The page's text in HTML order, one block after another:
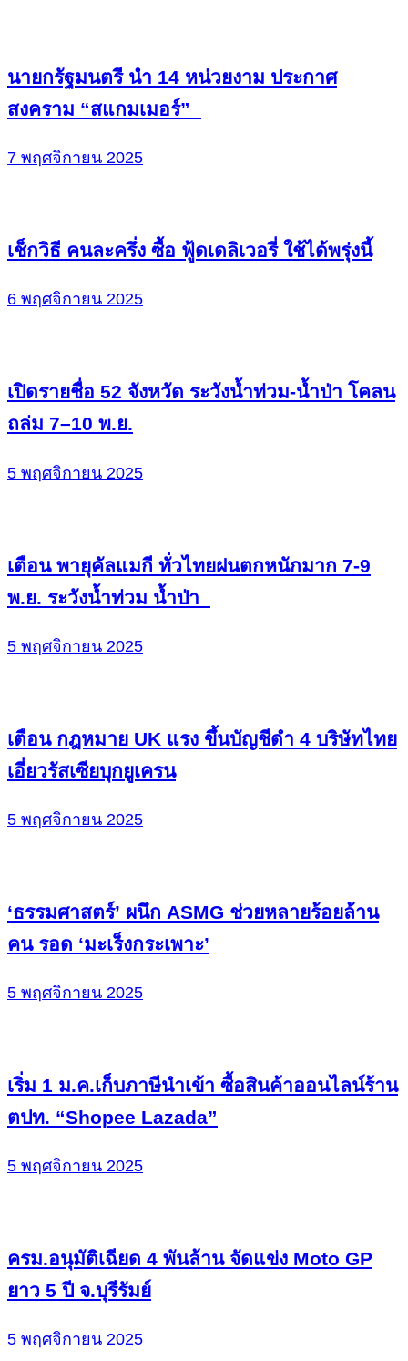
นายกรัฐมนตรี นำ 14 หน่วยงาม ประกาศ
สงคราม “สแกมเมอร์”
7 พฤศจิกายน 2025
เช็กวิธี คนละครึ่ง ซื้อ ฟู้ดเดลิเวอรี่ ใช้ได้พรุ่งนี้
6 พฤศจิกายน 2025
เปิดรายชื่อ 52 จังหวัด ระวังน้ำท่วม-น้ำป่า โคลน
ถล่ม 7–10 พ.ย.
5 พฤศจิกายน 2025
เตือน พายุคัลแมกี ทั่วไทยฝนตกหนักมาก 7-9
พ.ย. ระวังน้ำท่วม น้ำป่า
5 พฤศจิกายน 2025
เตือน กฎหมาย UK แรง ขึ้นบัญชีดำ 4 บริษัทไทย
เอี่ยวรัสเซียบุกยูเครน
5 พฤศจิกายน 2025
‘ธรรมศาสตร์’ ผนึก ASMG ช่วยหลายร้อยล้าน
คน รอด ‘มะเร็งกระเพาะ’
5 พฤศจิกายน 2025
เริ่ม 1 ม.ค.เก็บภาษีนำเข้า ซื้อสินค้าออนไลน์ร้าน
ตปท. “Shopee Lazada”
5 พฤศจิกายน 2025
ครม.อนุมัติเฉียด 4 พันล้าน จัดแข่ง Moto GP
ยาว 5 ปี จ.บุรีรัมย์
5 พฤศจิกายน 2025